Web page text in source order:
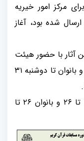
مرکز امور خیریه
شده بود، آغاز
داوری این آثار با حضور هیئت
داوران طی ۹ روز و در دو بخش آقایان و بانوان تا دوشنبه‌ ۳۱
بخش داوری آثار آقایان طی تاریخ ۲۳ تا ۲۶ و بانوان ۲۶ تا